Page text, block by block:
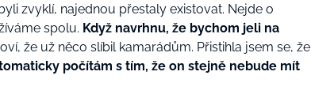
zvyklí, najednou přestaly existovat. Nejde o
spolu. Když navrhnu, že bychom jeli na
že už něco slíbil kamarádům. Přistihla jsem se, že
počítám s tím, že on stejně nebude mít